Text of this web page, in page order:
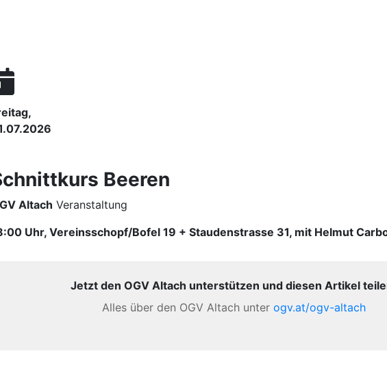
Beeren
Altach Veranstaltung
Uhr, Vereinsschopf/Bofel 19 + Staudenstrasse 31, mit Helmut
Jetzt den OGV Altach unterstützen und diesen Artikel
Alles über den OGV Altach unter ogv.at/ogv-altach